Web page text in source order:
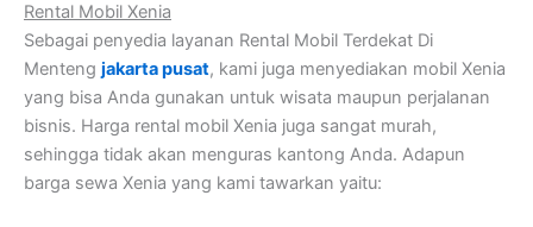
Rental Mobil Xenia
Sebagai penyedia layanan Rental Mobil Terdekat Di
Menteng jakarta pusat, kami juga menyediakan mobil Xenia
yang bisa Anda gunakan untuk wisata maupun perjalanan
bisnis. Harga rental mobil Xenia juga sangat murah,
sehingga tidak akan menguras kantong Anda. Adapun
barga sewa Xenia yang kami tawarkan yaitu: